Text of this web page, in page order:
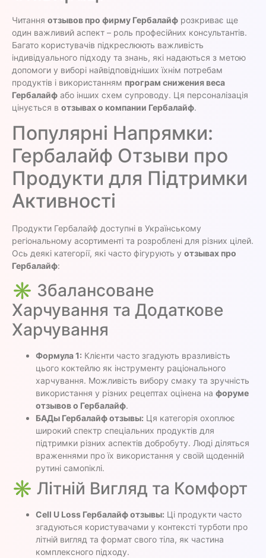
Читання отзывов про фирму Гербалайф розкриває ще
один важливий аспект – роль професійних консультантів.
Багато користувачів підкреслюють важливість
індивідуального підходу та знань, які надаються з метою
допомоги у виборі найвідповідніших їхнім потребам
продуктів і використанням програм снижения веса
Гербалайф або інших схем супроводу. Ця персоналізація
цінується в отзывах о компании Гербалайф.
Популярні Напрямки:
Гербалайф Отзыви про
Продукти для Підтримки
Активності
Продукти Гербалайф доступні в Українському
регіональному асортименті та розроблені для різних цілей.
Ось деякі категорії, які часто фігурують у отзывах про
Гербалайф:
✳️ Збалансоване
Харчування та Додаткове
Харчування
Формула 1: Клієнти часто згадують вразливість
цього коктейлю як інструменту раціонального
харчування. Можливість вибору смаку та зручність
використання у різних рецептах оцінена на форуме
отзывов о Гербалайф.
БАДы Гербалайф отзывы: Ця категорія охоплює
широкий спектр спеціальних продуктів для
підтримки різних аспектів добробуту. Люді діляться
враженнями про їх використання у своїй щоденній
рутині самопіклі.
✳️ Літній Вигляд та Комфорт
Cell U Loss Гербалайф отзывы: Ці продукти часто
згадуються користувачами у контексті турботи про
літній вигляд та формат свого тіла, як частина
комплексного підходу.